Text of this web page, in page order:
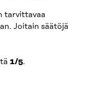
tarvittavaa
Joitain säätöjä
1/5.